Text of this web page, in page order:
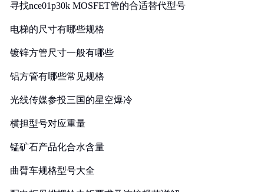
寻找nce01p30k MOSFET管的合适替代型号
电梯的尺寸有哪些规格
镀锌方管尺寸一般有哪些
铝方管有哪些常见规格
光线传媒参投三国的星空爆冷
横担型号对应重量
锰矿石产品化合水含量
曲臂车规格型号大全